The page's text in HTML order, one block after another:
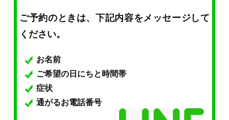
ご予約のときは、下記内容をメッセージして
ください。
お名前
ご希望の日にちと時間帯
症状
通がるお電話番号